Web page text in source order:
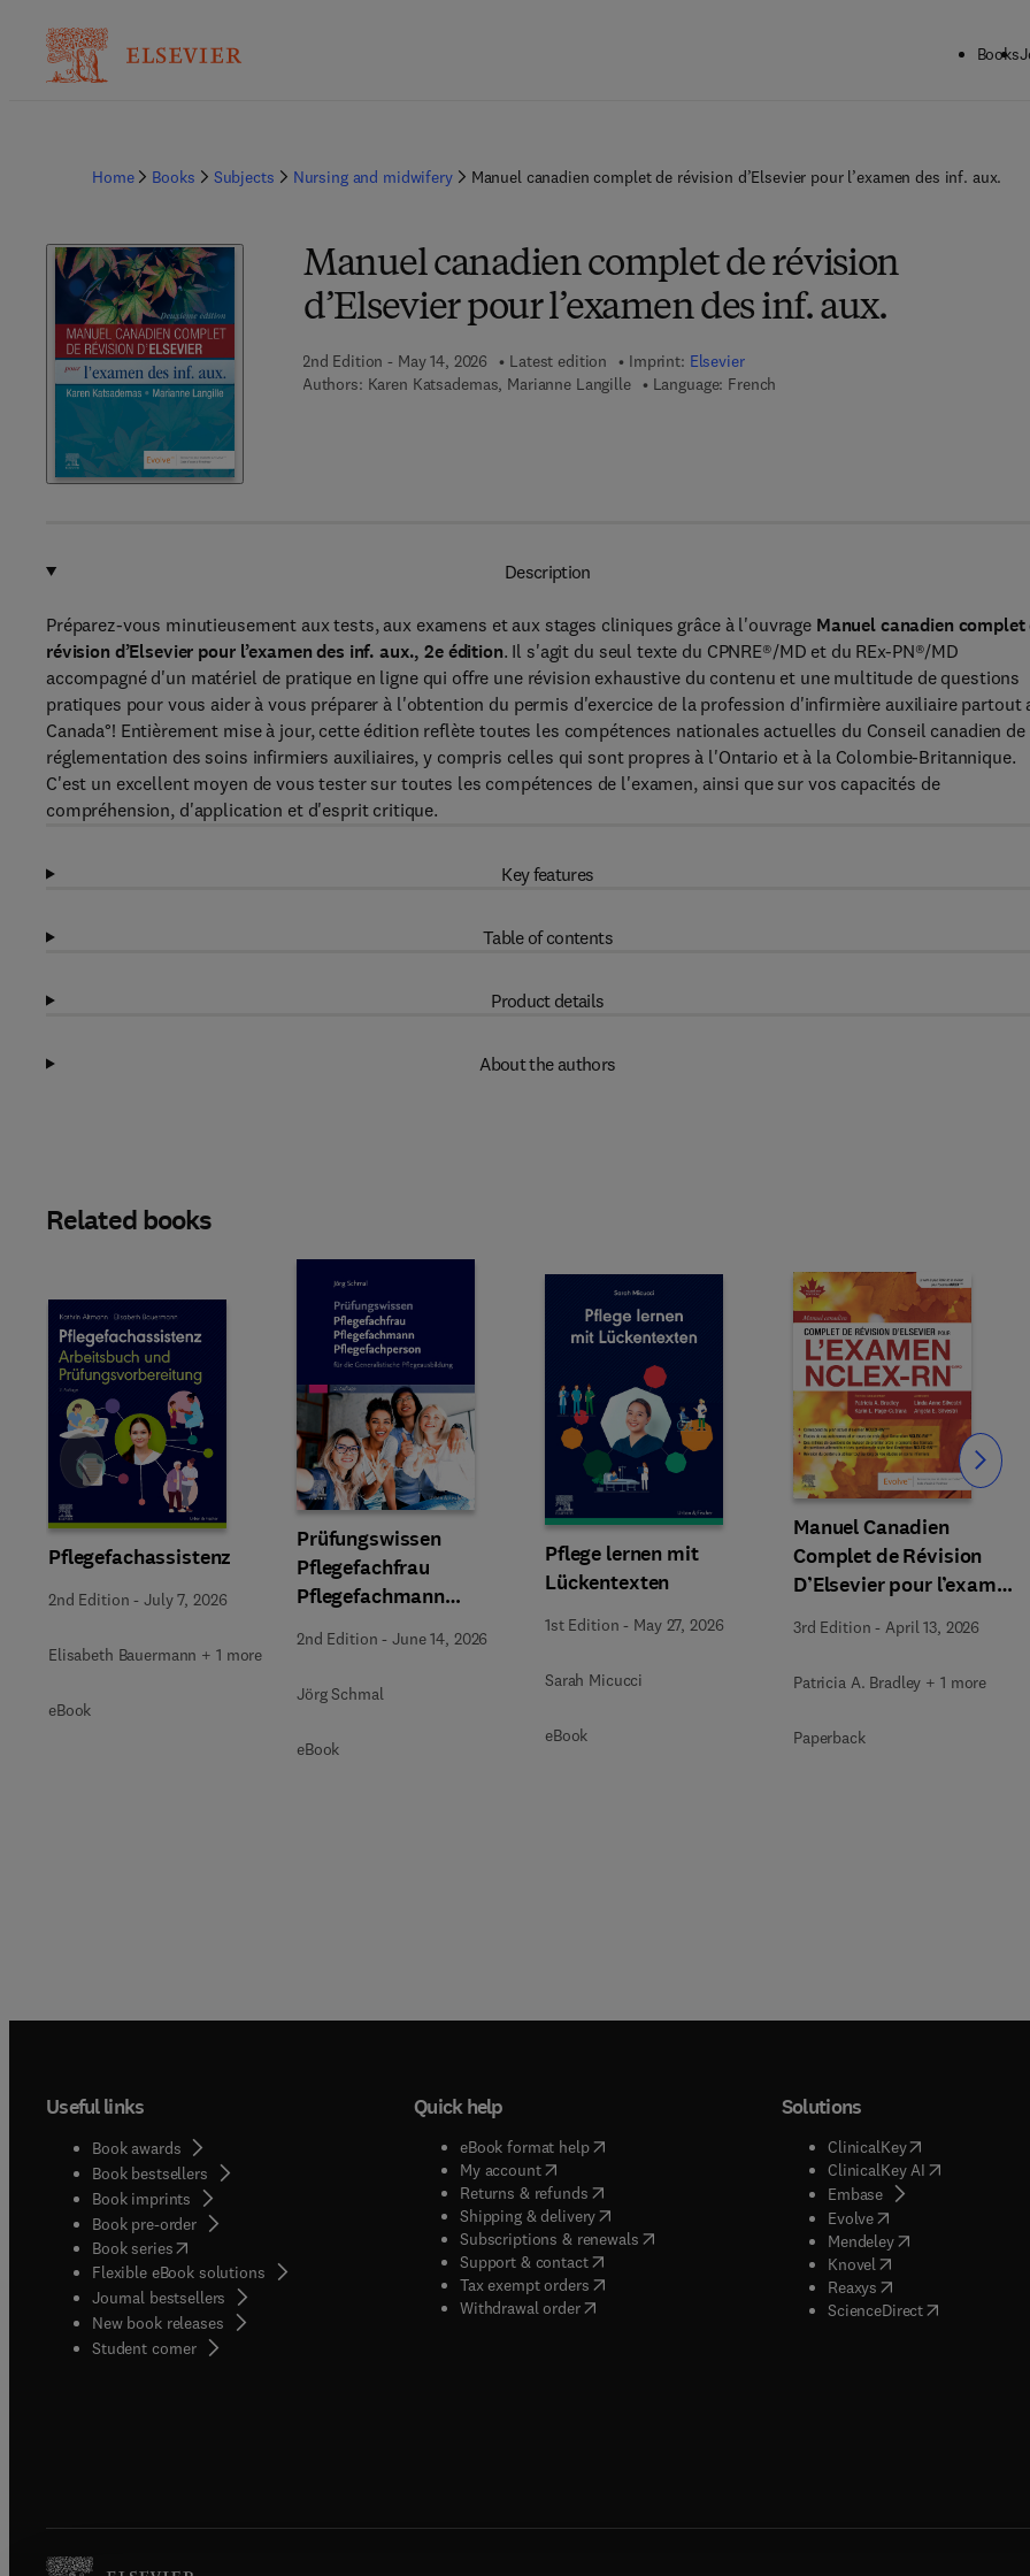
Books
Home Books Subjects Nursing and midwifery Manuel canadien complet de révision d’Elsevier pour l’examen des inf. aux.
Manuel canadien complet de révision
d’Elsevier pour l’examen des inf. aux.
2nd Edition - May 14, 2026 Latest edition Imprint: Elsevier
Authors: Karen Katsademas, Marianne Langille Language: French
Description
Préparez-vous minutieusement aux tests, aux examens et aux stages cliniques grâce à l'ouvrage Manuel canadien complet
révision d’Elsevier pour l’examen des inf. aux.,2e édition. Il s'agit du seul texte du CPNRE®/MD et du REx-PN®/MD
accompagné d'un matériel de pratique en ligne qui offre une révision exhaustive du contenu et une multitude de questions
pratiques pour vous aider à vous préparer à l'obtention du permis d'exercice de la profession d'infirmière auxiliaire partout
Canada°! Entièrement mise à jour, cette édition reflète toutes les compétences nationales actuelles du Conseil canadien de
réglementation des soins infirmiers auxiliaires, y compris celles qui sont propres à l'Ontario et à la Colombie-Britannique.
C'est un excellent moyen de vous tester sur toutes les compétences de l'examen, ainsi que sur vos capacités de
compréhension, d'application et d'esprit critique.
Key features
Table of contents
Product details
About the authors
Related books
Pflegefachassistenz
2nd Edition -July 7, 2026
Elisabeth Bauermann + 1 more
eBook
Prüfungswissen
Pflegefachfrau
Pflegefachmann
Pflegefachperson
2nd Edition -June 14, 2026
Jörg Schmal
eBook
Pflege lernen mit
Lückentexten
1st Edition - May 27, 2026
Sarah Micucci
eBook
Manuel Canadien
Complet de Révision
D’Elsevier pour l’examen
3rd Edition - April 13, 2026
Patricia A. Bradley + 1 more
Paperback
Slide Slide
Useful links
Book awards
Book bestsellers
Book imprints
Book pre-order
Book series(opens in new tab/window
Flexible eBook solutions
Journal bestsellers
New book releases
Student corner( opens in new tab/window
Quick help
eBook format help( opens in new tab/window
My account( opens in new tab/window
Returns & refunds( opens in new tab/window
Shipping & delivery(opens in new tab/window
Subscriptions & renewals( opens in new tab/window
)
Support & contact( opens in new tab/window
Tax exempt orders( opens in new tab/window
Withdrawal order
Solutions
ClinicalKey(opens in new
ClinicalKey AI( opens in new
Embase( opens in new tab/
Evolve( opens in new tab/
Mendeley( opens in new tab/
Knovel opens in new tab/
Reaxys opens in new tab/
ScienceDirect( opens in new